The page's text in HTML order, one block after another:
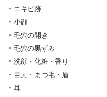
ニキビ跡
小顔
毛穴の開き
毛穴の黒ずみ
洗顔・化粧・香り
目元・まつ毛・眉
耳